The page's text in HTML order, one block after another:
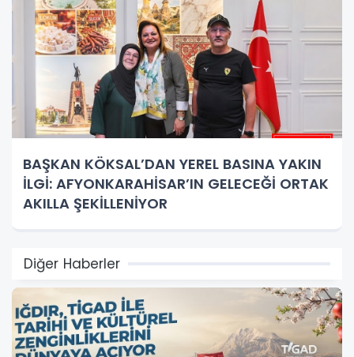
BAŞKAN KÖKSAL’DAN YEREL BASINA YAKIN
İLGİ: AFYONKARAHİSAR’IN GELECEĞİ ORTAK
AKILLA ŞEKİLLENİYOR
Diğer Haberler